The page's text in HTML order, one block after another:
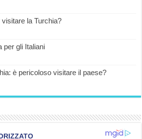
la Turchia?
per gli Italiani
è pericoloso visitare il paese?